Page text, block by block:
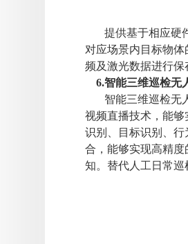
提供基于相应硬
对应场景内目标物
频及激光数据进行
6.智能三维巡检无
智能三维巡检无
视频直播技术，能
识别、目标识别、
合，能够实现高精
知。替代人工日常